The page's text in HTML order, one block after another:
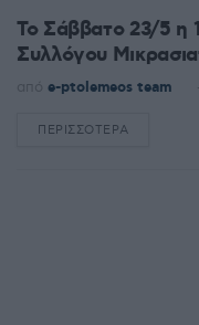
Το Σάββατο 23/5 η
Συλλόγου
από e-ptolemeos team
ΠΕΡΙΣΣΌΤΕΡΑ